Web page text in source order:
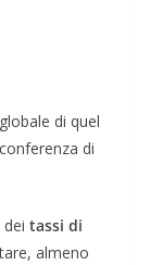
di quel
di
tassi di
almeno